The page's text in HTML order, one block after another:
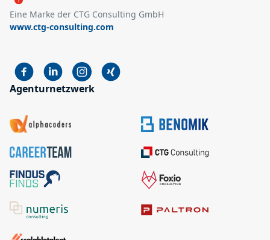
Eine Marke der CTG Consulting GmbH
www.ctg-consulting.com
Agenturnetzwerk